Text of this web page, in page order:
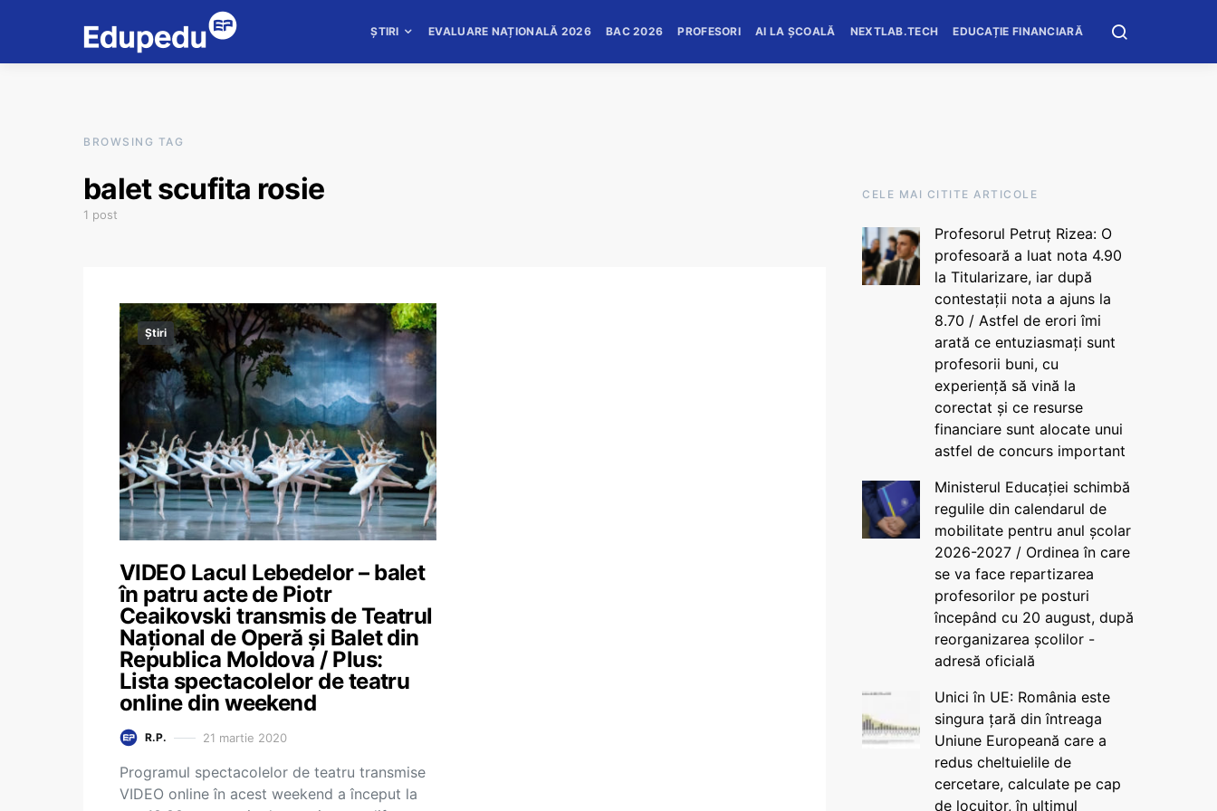
ȘTIRI EVALUARE NAȚIONALĂ 2026 BAC 2026 PROFESORI AI LA ȘCOALĂ NEXTLAB.TECH EDUCAȚIE FINANCIARĂ
BROWSING TAG
balet scufita rosie
1 post
Știri
VIDEO Lacul Lebedelor – balet
în patru acte de Piotr
Ceaikovski transmis de Teatrul
Național de Operă și Balet din
Republica Moldova / Plus:
Lista spectacolelor de teatru
online din weekend
R.P. 21 martie 2020
Programul spectacolelor de teatru transmise
VIDEO online în acest weekend a început la
CELE MAI CITITE ARTICOLE
Profesorul Petruț Rizea: O
profesoară a luat nota 4.90
la Titularizare, iar după
contestații nota a ajuns la
8.70 / Astfel de erori îmi
arată ce entuziasmați sunt
profesorii buni, cu
experiență să vină la
corectat și ce resurse
financiare sunt alocate unui
astfel de concurs important
Ministerul Educației schimbă
regulile din calendarul de
mobilitate pentru anul școlar
2026-2027 / Ordinea în care
se va face repartizarea
profesorilor pe posturi
începând cu 20 august, după
reorganizarea școlilor -
adresă oficială
Unici în UE: România este
singura țară din întreaga
Uniune Europeană care a
redus cheltuielile de
cercetare, calculate pe cap
de locuitor, în ultimul